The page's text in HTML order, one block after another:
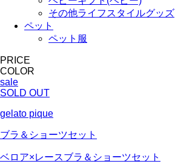
その他ライフスタイルグッズ
ペット
ペット服
PRICE
COLOR
sale
SOLD OUT
gelato pique
ブラ＆ショーツセット
ベロア×レースブラ＆ショーツセット